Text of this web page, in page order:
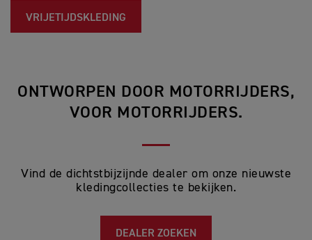
VRIJETIJDSKLEDING
ONTWORPEN DOOR MOTORRIJDERS,
VOOR MOTORRIJDERS.
Vind de dichtstbijzijnde dealer om onze nieuwste
kledingcollecties te bekijken.
DEALER ZOEKEN